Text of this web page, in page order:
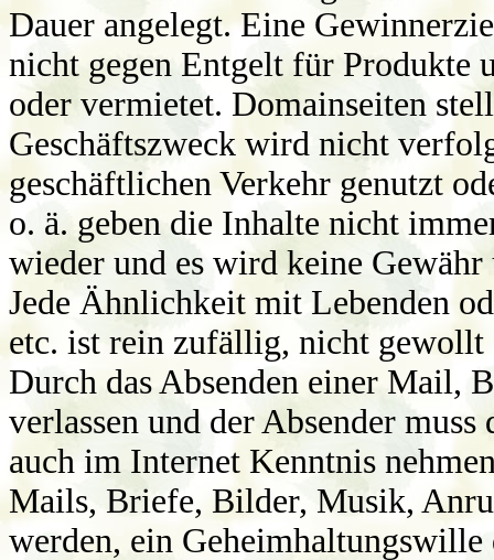
Dauer angelegt. Eine
nicht gegen Entgelt für Produkte
oder vermietet. Domainseiten
Geschäftszweck wird nicht
geschäftlichen Verkehr genutzt
o. ä. geben die Inhalte nicht
wieder und es wird keine Gewähr
Jede Ähnlichkeit mit Lebenden
etc. ist rein zufällig, nicht gewollt
Durch das Absenden einer Mail,
verlassen und der Absender
auch im Internet Kenntnis
Mails, Briefe, Bilder, Musik,
werden, ein Geheimhaltungswille